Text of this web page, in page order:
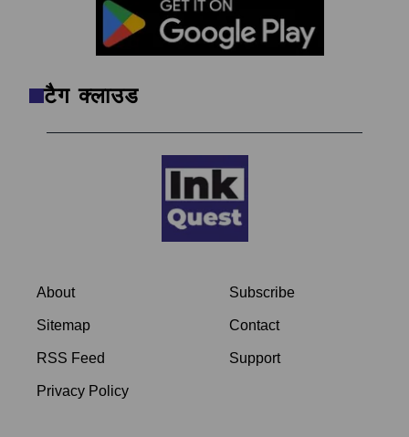
टैग क्लाउड
About
Sitemap
RSS Feed
Privacy Policy
Subscribe
Contact
Support